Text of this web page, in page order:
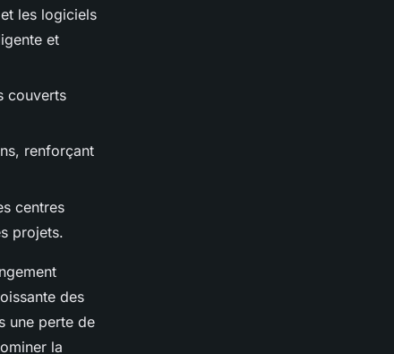
les logiciels
et
couverts
renforçant
centres
projets.
des
une perte de
la